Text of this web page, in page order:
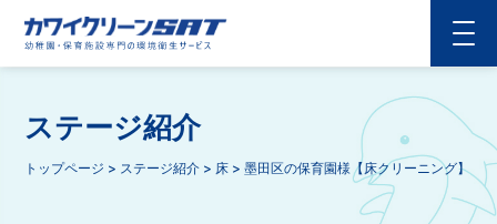
ステージ紹介
トップページ > ステージ紹介 > 床 > 墨田区の保育園様【床クリーニング】